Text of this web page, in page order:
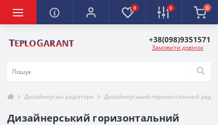
0 0 0
+38(098)9351571
Замовити дзвінок
Дизайнерські радіатори Дизайнерський горизонтальний
Дизайнерський горизонтальний